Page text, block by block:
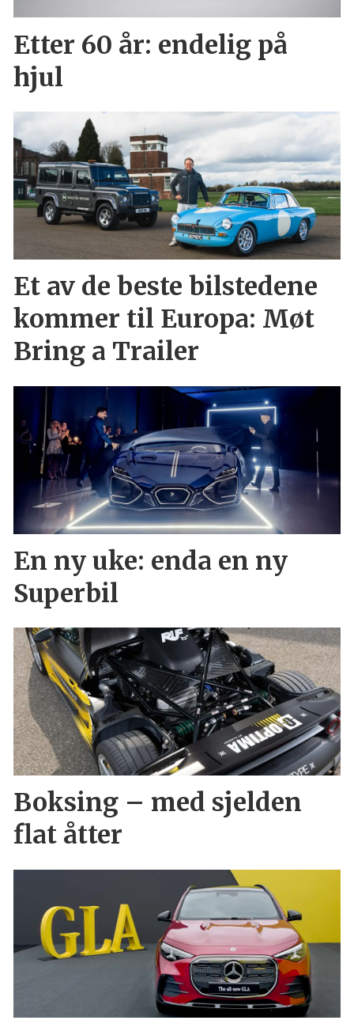
Etter 60 år: endelig på
hjul
Et av de beste bilstedene
kommer til Europa: Møt
Bring a Trailer
En ny uke: enda en ny
Superbil
Boksing – med sjelden
flat åtter